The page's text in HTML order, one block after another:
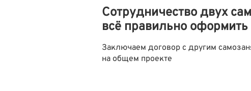
Сотрудничество двух
всё правильно оформить
Заключаем договор с другим
на общем проекте